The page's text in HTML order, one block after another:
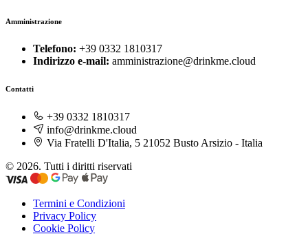
Amministrazione
Telefono: +39 0332 1810317
Indirizzo e-mail: amministrazione@drinkme.cloud
Contatti
+39 0332 1810317
info@drinkme.cloud
Via Fratelli D'Italia, 5 21052 Busto Arsizio - Italia
© 2026. Tutti i diritti riservati
Termini e Condizioni
Privacy Policy
Cookie Policy